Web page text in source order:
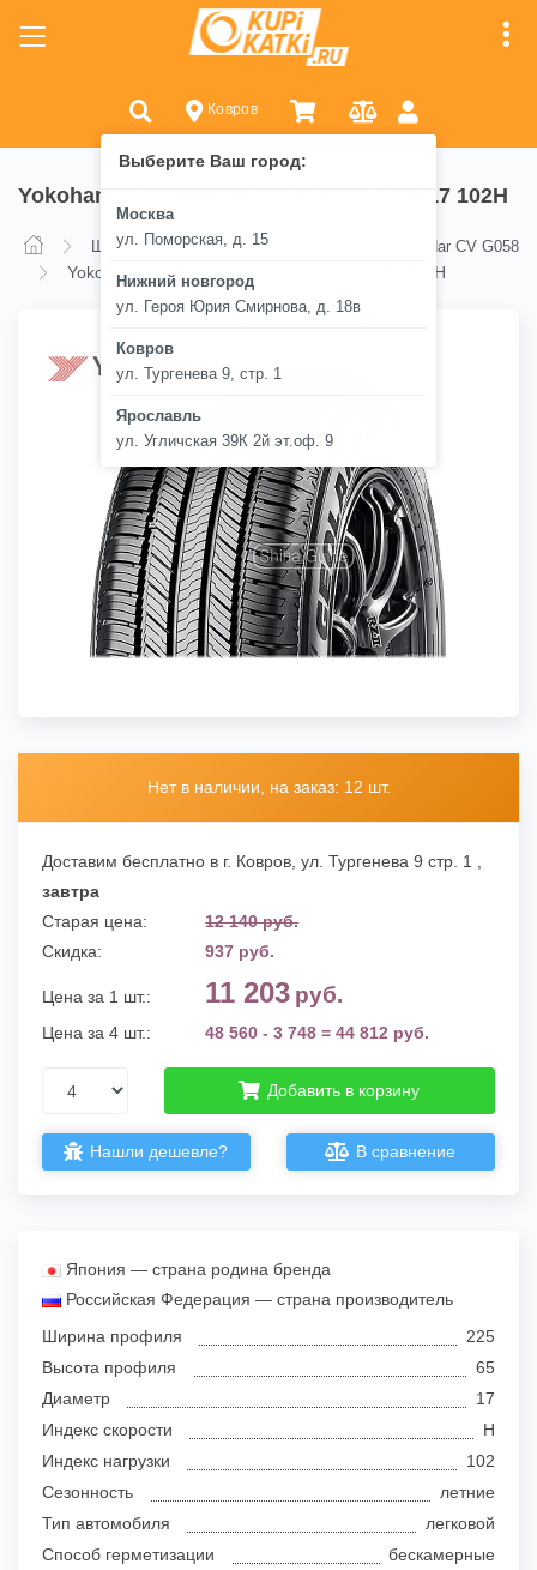
Ковров
Выберите Ваш город:
Москва
ул. Поморская, д. 15
Нижний новгород
ул. Героя Юрия Смирнова, д. 18в
Ковров
ул. Тургенева 9, стр. 1
Ярославль
ул. Угличская 39К 2й эт.оф. 9
Yokohama Geolandar CV G058 225/65 R17 102H
Шины Yokohama Yokohama Geolandar CV G058
Yokohama Geolandar CV G058 225/65 R17 102H
Нет в наличии, на заказ: 12 шт.
Доставим бесплатно в г. Ковров, ул. Тургенева 9 стр. 1
завтра
Старая цена:
12 140 руб.
Скидка:
937 руб.
Цена за 1 шт.: 11 203 руб.
Цена за 4 шт.: 48 560 - 3 748 = 44 812 руб.
Добавить в корзину
Нашли дешевле? В сравнение
Япония — страна родина бренда
Российская Федерация — страна производитель
Ширина профиля
225
Высота профиля
65
Диаметр
17
Индекс скорости
H
Индекс нагрузки
102
Сезонность
летние
Тип автомобиля
легковой
Способ герметизации
бескамерные